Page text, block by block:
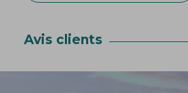
Avis clients